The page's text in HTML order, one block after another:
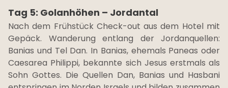
Tag 5: Golanhöhen – Jordantal
Nach dem Frühstück Check-out aus dem Hotel mit
Gepäck. Wanderung entlang der Jordanquellen:
Banias und Tel Dan. In Banias, ehemals Paneas oder
Caesarea Philippi, bekannte sich Jesus erstmals als
Sohn Gottes. Die Quellen Dan, Banias und Hasbani